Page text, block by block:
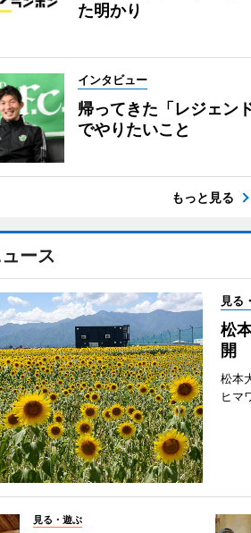
た明かり
インタビュー
帰ってきた「レジェン
でやりたいこと
もっと見る
ース
見る
松
開
松本
ヒマ
見る・遊ぶ